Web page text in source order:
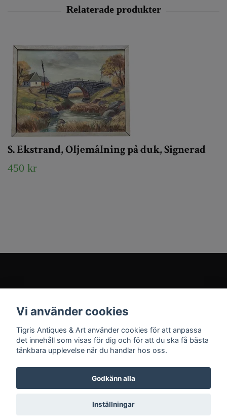
S. Ekstrand, Oljemålning på duk, Signerad
450 kr
Sociala medier
© 2026 Tigris Antiques & Art
Vi använder cookies
Tigris Antiques & Art använder cookies för att anpassa
det innehåll som visas för dig och för att du ska få bästa
tänkbara upplevelse när du handlar hos oss.
Godkänn alla
Inställningar